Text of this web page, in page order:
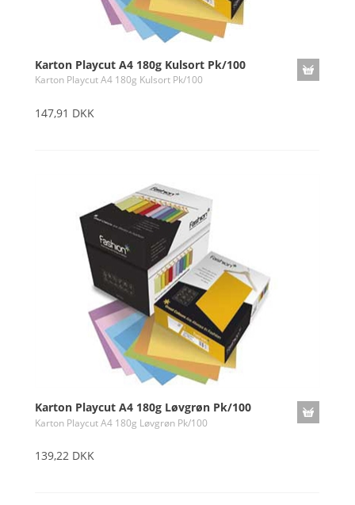
Karton Playcut A4 180g Kulsort Pk/100
Karton Playcut A4 180g Kulsort Pk/100
147,91 DKK
Karton Playcut A4 180g Løvgrøn Pk/100
Karton Playcut A4 180g Løvgrøn Pk/100
139,22 DKK